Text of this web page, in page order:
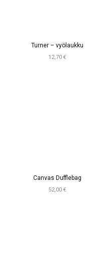
Turner – vyölaukku
12,70 €
Canvas Dufflebag
52,00 €